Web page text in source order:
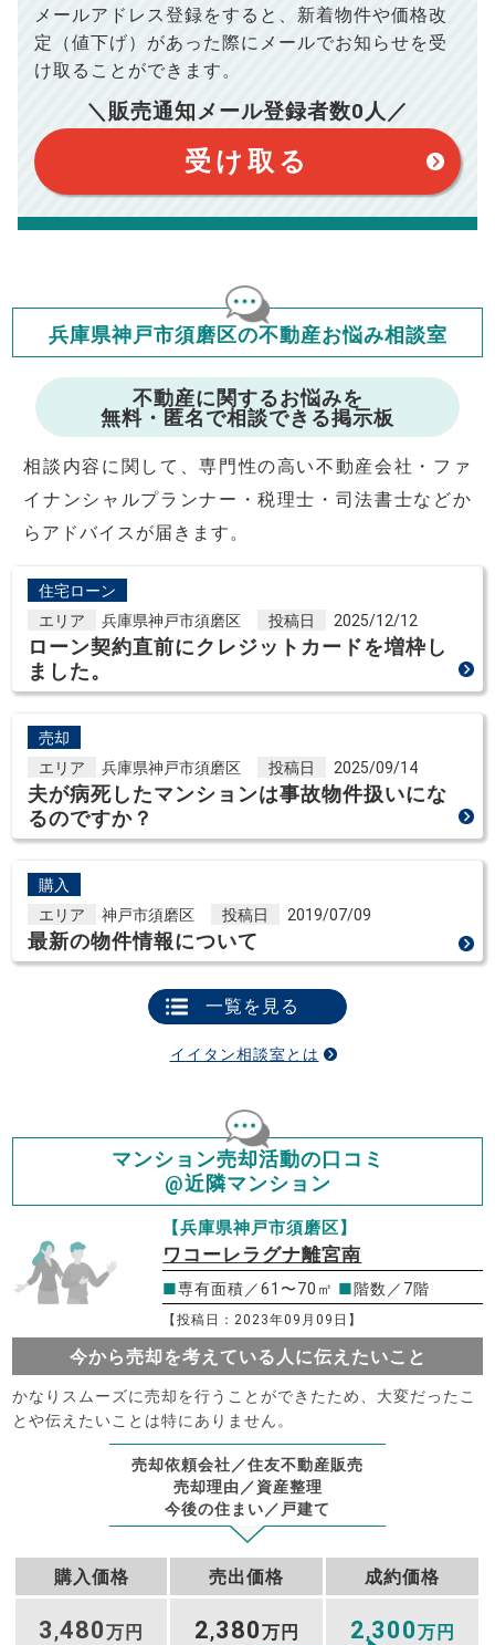
総支払額 100,050 円
このシミュレーターは元利均等返済方式で試算しています。
このシミュレーターは、四捨五入にて計算しております。
このシミュレーターはお借り入れの全期間で金利が変わらない設
このシミュレーターでの結果は、お借り入れを保証するものでは
ありません。
このシミュレーターをご利用された方の、いかなる損害について
ますが、お借り入れの際に各金融機関にご相談ください。
会員マイページでは
修繕費・管理費の計算もできます
※シミュレーター結果はあくまでも概算であり、手残り金額を
保証するものではございません。
※上記売却費用には、住所変更登記の費用、引っ越し費用、住
宅ローンの一括繰上返済の手数料等は含まれておりませんの
で予めご了承ください。
おります。（物件価格×3%＋6万円＋消費税）
メールアドレス登録をすると、 新着物件や価格改
定（値下げ）があった際に メールでお知らせを受
け取ることができます。
＼販売通知メール登録者数0 人／
受け取る
兵庫県神戸市須磨区の不動産お悩み相談室
不動産に関するお悩みを
無料・匿名で相談できる掲示板
相談内容に関して、専門性の高い不動産会社・ファ
イナンシャルプランナー・税理士・司法書士などか
らアドバイスが届きます。
住宅ローン
エリア
兵庫県神戸市須磨区 投稿日 2025/12/12
ローン契約直前にクレジットカードを増枠し
ました。
売却
エリア
兵庫県神戸市須磨区 投稿日 2025/09/14
夫が病死したマンションは事故物件扱いにな
るのですか？
購入
エリア
神戸市須磨区 投稿日 2019/07/09
最新の物件情報について
一覧を見る
イイタン相談室とは
マンション売却活動の口コミ
@近隣マンション
【兵庫県神戸市須磨区】
ワコーレラグナ離宮南
■専有面積／61〜70㎡ ■階数／7階
【投稿日：2023年09月09日】
今から売却を考えている人に伝えたいこと
かなりスムーズに売却を行うことができたため、大変だったこ
とや伝えたいことは特にありません。
売却依頼会社／住友不動産販売
売却理由／資産整理
今後の住まい／戸建て
購入価格 売出価格 成約価格
3 ,480万円 2,380万円 2,300万円